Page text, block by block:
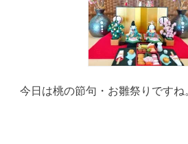
今日は桃の節句・お雛祭りですね